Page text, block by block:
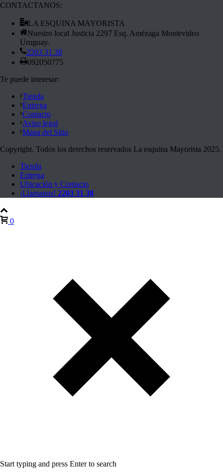
CONTACTANOS:
LA ESQUINA MAYORISTA
Nuestro local Justicia 2297 Esq. Amézaga Montevideo
Uruguay.
2203 31 38
092050775
Te puede interesar:
Tienda
Entrega
Contacto
Aviso legal
Mapa del Sitio
Copyright. Todos los derechos reservados La esquina Mayorista 2025.
Tienda
Entrega
Ubicación y Contacto
¡Llamanos! 2203 31 38
0
Start typing and press Enter to search